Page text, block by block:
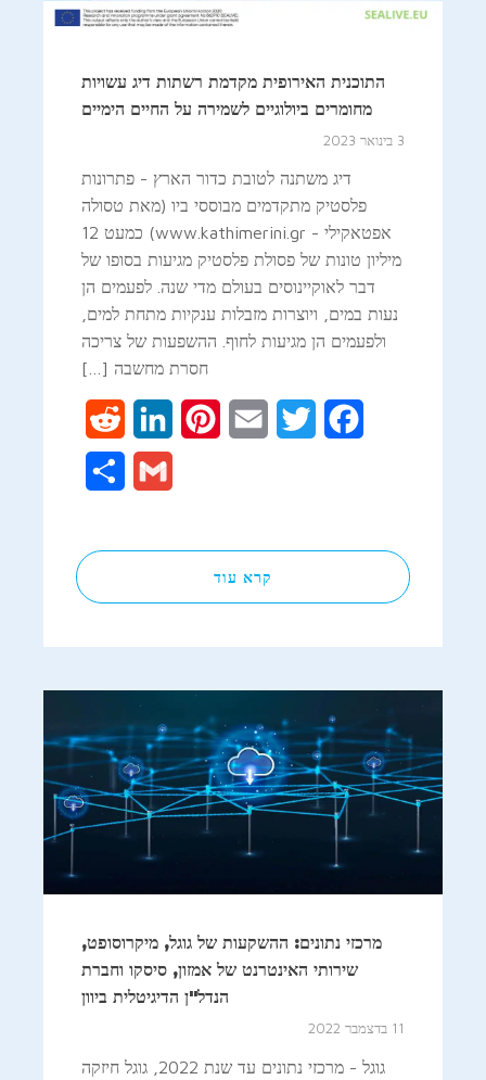
התוכנית האירופית מקדמת רשתות דיג עשויות
מחומרים ביולוגיים לשמירה על החיים הימיים
3 בינואר 2023
דיג משתנה לטובת כדור הארץ - פתרונות
פלסטיק מתקדמים מבוססי ביו (מאת טסולה
אפטאקילי - www.kathimerini.gr) כמעט 12
מיליון טונות של פסולת פלסטיק מגיעות בסופו של
דבר לאוקיינוסים בעולם מדי שנה. לפעמים הן
נעות במים, ויוצרות מזבלות ענקיות מתחת למים,
ולפעמים הן מגיעות לחוף. ההשפעות של צריכה
חסרת מחשבה […]
Facebook
Twitter
Email
Pinterest
LinkedIn
Gmail
קרא עוד
מרכזי נתונים: ההשקעות של גוגל, מיקרוסופט,
שירותי האינטרנט של אמזון, סיסקו וחברת
הנדל"ן הדיגיטלית ביוון
11 בדצמבר 2022
גוגל - מרכזי נתונים עד שנת 2022, גוגל חיזקה